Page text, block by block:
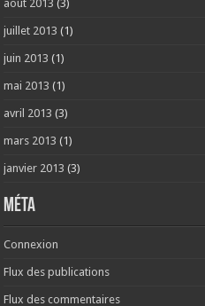
août 2013 (3)
juillet 2013 (1)
juin 2013 (1)
mai 2013 (1)
avril 2013 (3)
mars 2013 (1)
janvier 2013 (3)
Méta
Connexion
Flux des publications
Flux des commentaires